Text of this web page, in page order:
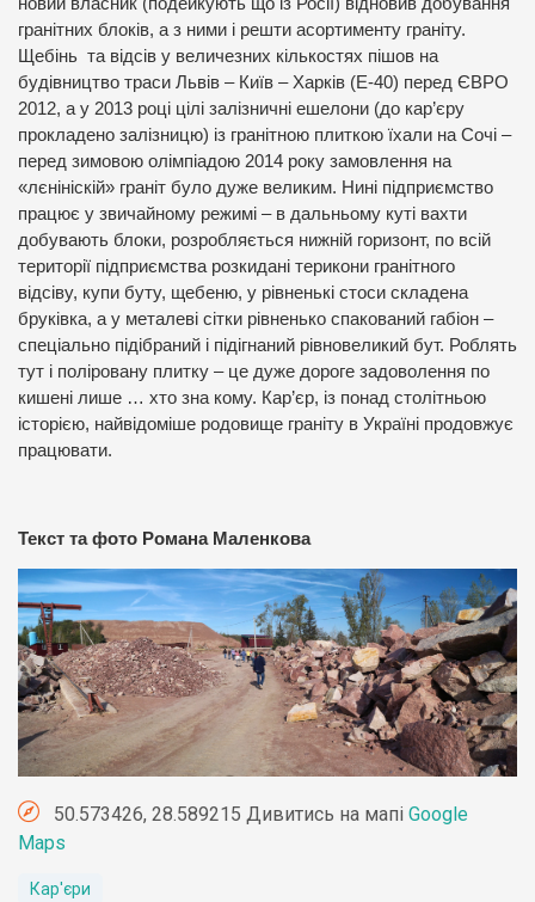
новий власник (подейкують що із Росії) відновив добування
гранітних блоків, а з ними і решти асортименту граніту.
Щебінь та відсів у величезних кількостях пішов на
будівництво траси Львів – Київ – Харків (Е-40) перед ЄВРО
2012, а у 2013 році цілі залізничні ешелони (до кар’єру
прокладено залізницю) із гранітною плиткою їхали на Сочі –
перед зимовою олімпіадою 2014 року замовлення на
«лєнініскій» граніт було дуже великим. Нині підприємство
працює у звичайному режимі – в дальньому куті вахти
добувають блоки, розробляється нижній горизонт, по всій
території підприємства розкидані терикони гранітного
відсіву, купи буту, щебеню, у рівненькі стоси складена
бруківка, а у металеві сітки рівненько спакований габіон –
спеціально підібраний і підігнаний рівновеликий бут. Роблять
тут і поліровану плитку – це дуже дороге задоволення по
кишені лише … хто зна кому. Кар’єр, із понад столітньою
історією, найвідоміше родовище граніту в Україні продовжує
працювати.
Текст та фото Романа Маленкова
50.573426, 28.589215 Дивитись на мапі Google
Maps
Кар'єри